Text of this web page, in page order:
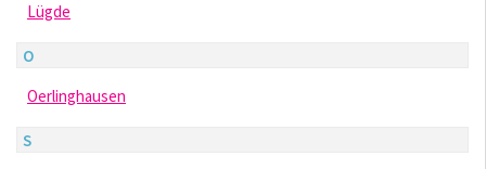
Lügde
O
Oerlinghausen
S